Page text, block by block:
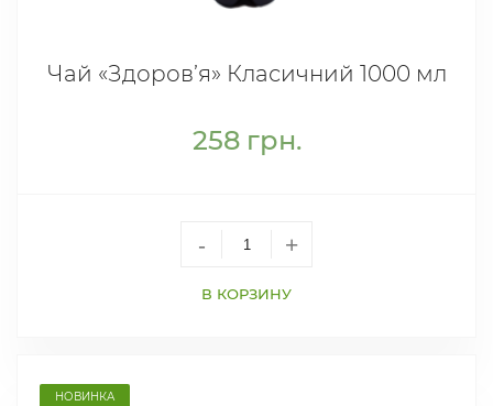
Чай «Здоров’я» Класичний 1000 мл
258грн.
- +
В КОРЗИНУ
НОВИНКА